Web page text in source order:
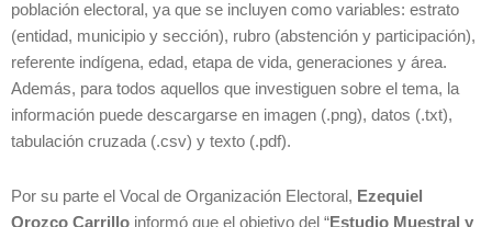
población electoral, ya que se incluyen como variables: estrato
(entidad, municipio y sección), rubro (abstención y participación),
referente indígena, edad, etapa de vida, generaciones y área.
Además, para todos aquellos que investiguen sobre el tema, la
información puede descargarse en imagen (.png), datos (.txt),
tabulación cruzada (.csv) y texto (.pdf).
Por su parte el Vocal de Organización Electoral, Ezequiel
Orozco Carrillo informó que el objetivo del “Estudio Muestral y